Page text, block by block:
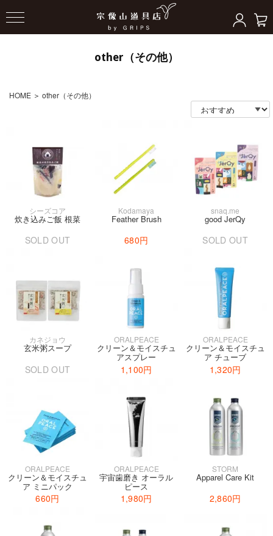
other（その他）
HOME ＞ other（その他）
シーズコア
炊き込みご飯 根菜
SOLD OUT
Kodamaya
Feather Brush
680円
snaq.me
good JerQy
SOLD OUT
カネジョウ
玄米粥スープ
SOLD OUT
ORALPEACE
クリーン＆モイスチュ
アスプレー
1,100円
ORALPEACE
クリーン＆モイスチュ
ア チューブ
1,320円
ORALPEACE
クリーン＆モイスチュ
ア ミニパック
660円
ORALPEACE
宇宙歯磨き オーラル
ピース
1,980円
STORM
Apparel Care Kit
2,860円